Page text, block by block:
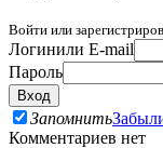
Войти или
Логинили E-mail
Пароль
Запомнить
Комментариев нет